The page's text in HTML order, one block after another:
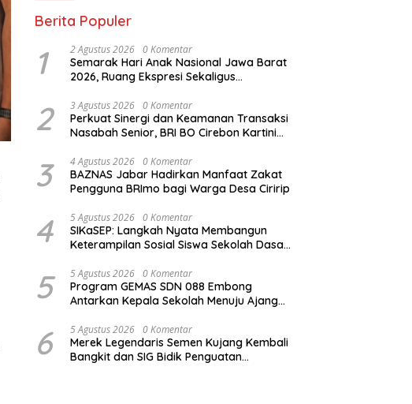
Berita Populer
1 2 Agustus 2026 0 Komentar
Semarak Hari Anak Nasional Jawa Barat
2026, Ruang Ekspresi Sekaligus
2 3 Agustus 2026 0 Komentar
Perkuat Sinergi dan Keamanan Transaksi
Nasabah Senior, BRI BO Cirebon Kartini
3 4 Agustus 2026 0 Komentar
BAZNAS Jabar Hadirkan Manfaat Zakat
Pengguna BRImo bagi Warga Desa Ciririp
4 5 Agustus 2026 0 Komentar
SIKaSEP: Langkah Nyata Membangun
Keterampilan Sosial Siswa Sekolah Dasar
5 5 Agustus 2026 0 Komentar
Program GEMAS SDN 088 Embong
Antarkan Kepala Sekolah Menuju Ajang
Barat 2026
6 5 Agustus 2026 0 Komentar
Merek Legendaris Semen Kujang Kembali
Bangkit dan SIG Bidik Penguatan